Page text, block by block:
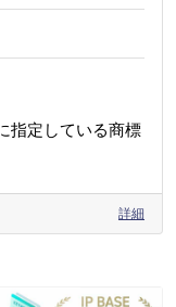
指定している商標
詳細